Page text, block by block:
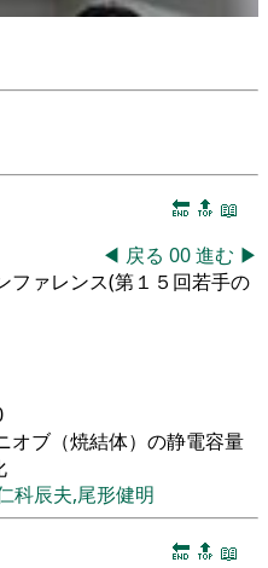
🔚 🔝 📖
◀ 戻る 00進む ▶
ファレンス(第１５回若手の
オブ（焼結体）の静電容量
科辰夫,尾形健明
🔚 🔝 📖